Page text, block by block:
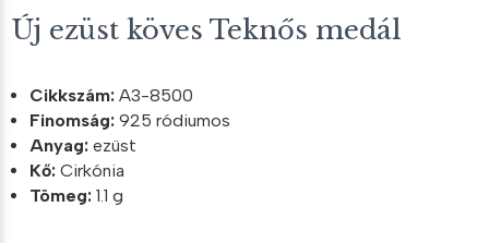
Új ezüst köves Teknős medál
Cikkszám: A3-8500
Finomság: 925 ródiumos
Anyag: ezüst
Kő: Cirkónia
Tömeg: 1.1 g